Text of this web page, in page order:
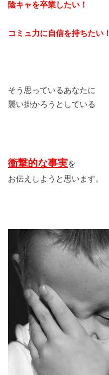
陰キャを卒業したい！
コミュ力に自信を持ちたい！
そう思っているあなたに
襲い掛かろうとしている
衝撃的な事実を
お伝えしようと思います。